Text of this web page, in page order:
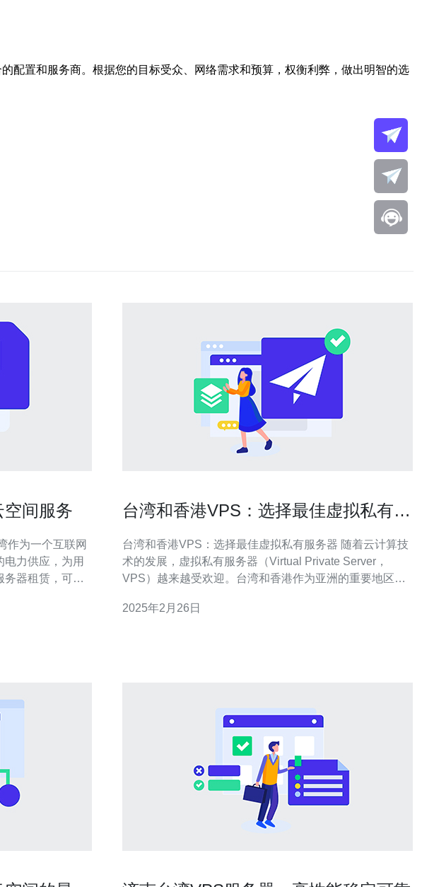
配置和服务商。根据您的目标受众、网络需求和预算，权衡利弊，做出明智的选
间服务
力供应，为用
务器租赁，可以
利用率。在台
台湾和香港VPS：选择最佳虚拟私有服
台湾和香港VPS：选择最佳虚拟私有服务器 随着云计算技
术的发展，虚拟私有服务器（Virtual Private Server，
VPS）越来越受欢迎。台湾和香港作为亚洲的重要地区，
特点，并提供选择最佳VPS的建议。
2025年2月26日